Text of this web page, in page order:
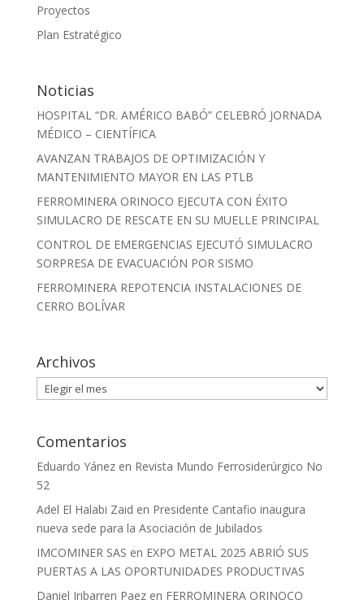
Proyectos
Plan Estratégico
Noticias
HOSPITAL “DR. AMÉRICO BABÓ” CELEBRÓ JORNADA
MÉDICO – CIENTÍFICA
AVANZAN TRABAJOS DE OPTIMIZACIÓN Y
MANTENIMIENTO MAYOR EN LAS PTLB
FERROMINERA ORINOCO EJECUTA CON ÉXITO
SIMULACRO DE RESCATE EN SU MUELLE PRINCIPAL
CONTROL DE EMERGENCIAS EJECUTÓ SIMULACRO
SORPRESA DE EVACUACIÓN POR SISMO
FERROMINERA REPOTENCIA INSTALACIONES DE
CERRO BOLÍVAR
Archivos
Archivos
Comentarios
Eduardo Yánezen Revista Mundo Ferrosiderúrgico No
52
Adel El Halabi Zaid en Presidente Cantafio inaugura
nueva sede para la Asociación de Jubilados
IMCOMINER SAS en EXPO METAL 2025 ABRIÓ SUS
PUERTAS A LAS OPORTUNIDADES PRODUCTIVAS
Daniel Iribarren Paezen FERROMINERA ORINOCO